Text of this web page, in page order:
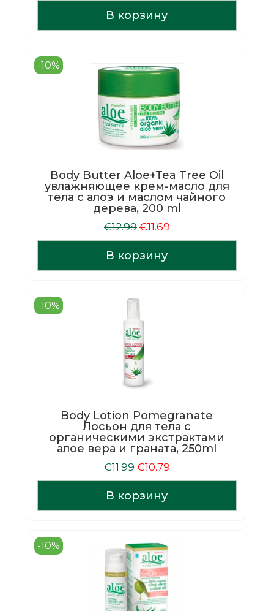
составляла
€12.99.
В корзину
-10%
Body Butter Aloe+Tea Tree Oil
увлажняющее крем-масло для
тела с алоэ и маслом чайного
дерева, 200 ml
€12.99 Первоначальная
цена
составляла
€12.99.
€11.69Текущая
цена:
В корзину
-10%
Body Lotion Pomegranate
Лосьон для тела с
органическими экстрактами
алое вера и граната, 250ml
€11.99 Первоначальная
цена
составляла
€11.99.
€10.79Текущая
цена:
В корзину
-10%